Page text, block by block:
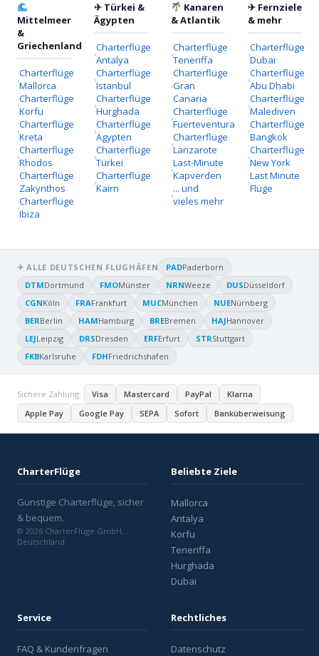
Mittelmeer
&
Griechenland
Charterflüge
Mallorca
Charterflüge
Korfu
Charterflüge
Kreta
Charterflüge
Rhodos
Charterflüge
Zakynthos
Charterflüge
Ibiza
✈ Türkei &
Ägypten
Charterflüge
Antalya
Charterflüge
Istanbul
Charterflüge
Hurghada
Charterflüge
Ägypten
Charterflüge
Türkei
Charterflüge
Kairn
Kanaren
& Atlantik
Charterflüge
Teneriffa
Charterflüge
Gran
Canaria
Charterflüge
Fuerteventura
Charterflüge
Lanzarote
Last-Minute
Kapverden
... und
vieles mehr
✈ Fernziele
& mehr
Charterflüge
Dubai
Charterflüge
Abu Dhabi
Charterflüge
Malediven
Charterflüge
Bangkok
Charterflüge
New York
Last Minute
Flüge
✈ ALLE DEUTSCHEN FLUGHÄFEN PADPaderborn
DTMDortmund FMOMünster NRNWeeze DUSDüsseldorf
CGNKöln FRAFrankfurt MUCMünchen NUENürnberg
BERBerlin HAMHamburg BREBremen HAJHannover
LEJLeipzig DRSDresden ERFErfurt STRStuttgart
FKBKarlsruhe FDHFriedrichshafen
Sichere Zahlung: Visa Mastercard PayPal
Klarna
Apple Pay
Google Pay SEPA Sofort Banküberweisung
CharterFlüge
Günstige Charterflüge, sicher
& bequem.
© 2026 CharterFlüge GmbH,
Deutschland
Beliebte Ziele
Mallorca
Antalya
Korfu
Teneriffa
Hurghada
Dubai
Service
FAQ & Kundenfragen
Rechtliches
Datenschutz